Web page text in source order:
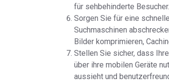
für sehbehinderte Besucher.
Sorgen Sie für eine
Suchmaschinen
Bilder komprimieren,
Stellen Sie sicher, dass
über ihre mobilen Geräte
aussieht und